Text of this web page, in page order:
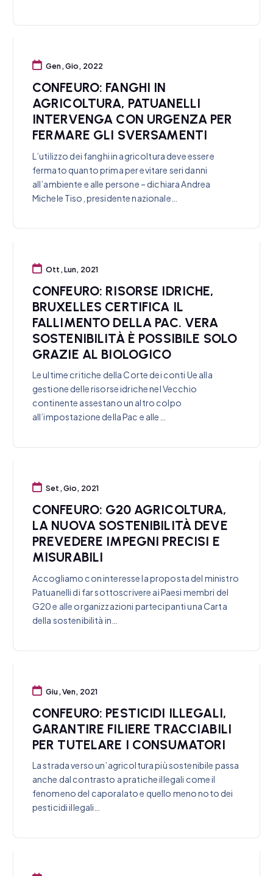
Gen, Gio, 2022
CONFEURO: FANGHI IN
AGRICOLTURA, PATUANELLI
INTERVENGA CON URGENZA PER
FERMARE GLI SVERSAMENTI
L’utilizzo dei fanghi in agricoltura deve essere
fermato quanto prima per evitare seri danni
all’ambiente e alle persone – dichiara Andrea
Michele Tiso, presidente nazionale…
Ott, Lun, 2021
CONFEURO: RISORSE IDRICHE,
BRUXELLES CERTIFICA IL
FALLIMENTO DELLA PAC. VERA
SOSTENIBILITÀ È POSSIBILE SOLO
GRAZIE AL BIOLOGICO
Le ultime critiche della Corte dei conti Ue alla
gestione delle risorse idriche nel Vecchio
continente assestano un altro colpo
all’impostazione della Pac e alle…
Set, Gio, 2021
CONFEURO: G20 AGRICOLTURA,
LA NUOVA SOSTENIBILITÀ DEVE
PREVEDERE IMPEGNI PRECISI E
MISURABILI
Accogliamo con interesse la proposta del ministro
Patuanelli di far sottoscrivere ai Paesi membri del
G20 e alle organizzazioni partecipanti una Carta
della sostenibilità in…
Giu, Ven, 2021
CONFEURO: PESTICIDI ILLEGALI,
GARANTIRE FILIERE TRACCIABILI
PER TUTELARE I CONSUMATORI
La strada verso un’agricoltura più sostenibile passa
anche dal contrasto a pratiche illegali come il
fenomeno del caporalato e quello meno noto dei
pesticidi illegali…